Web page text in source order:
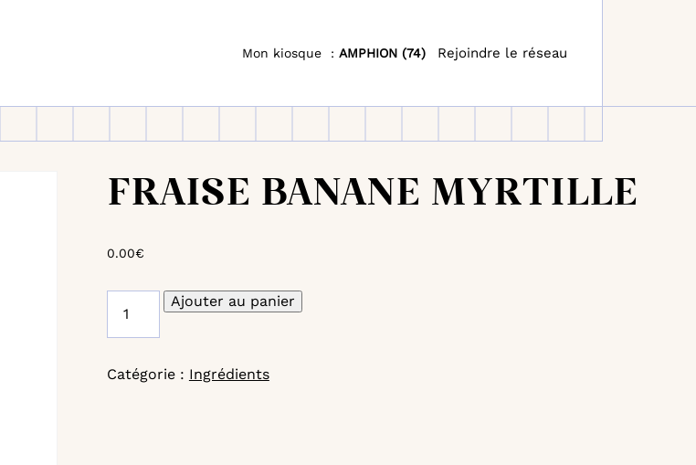
Aller
Aller
Mon kiosque : AMPHION (74) Rejoindre le réseau
FRAISE BANANE MYRTILLE
0.00€
quantité
FRAISE
BANANE
Ajouter au panier
Catégorie : Ingrédients